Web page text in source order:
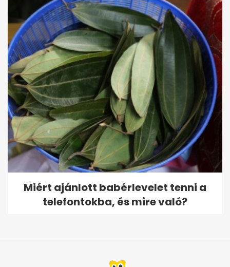
Miért ajánlott babérlevelet tenni a
telefontokba, és mire való?